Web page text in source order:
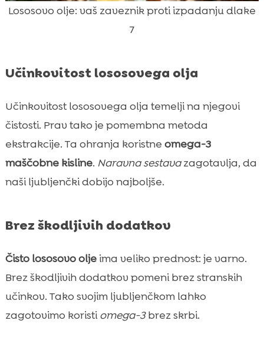
Lososovo olje: vaš zaveznik proti izpadanju dlake
7
Učinkovitost lososovega olja
Učinkovitost lososovega olja temelji na njegovi
čistosti. Prav tako je pomembna metoda
ekstrakcije. Ta ohranja koristne omega-3
maščobne kisline. Naravna sestavazagotavlja, da
naši ljubljenčki dobijo najboljše.
Brez škodljivih dodatkov
Čisto lososovo oljeima veliko prednost: je varno.
Brez škodljivih dodatkov pomeni brez stranskih
učinkov. Tako svojim ljubljenčkom lahko
zagotovimo koristiomega-3brez skrbi.